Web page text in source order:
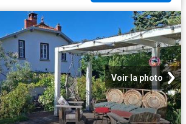
Voir la photo